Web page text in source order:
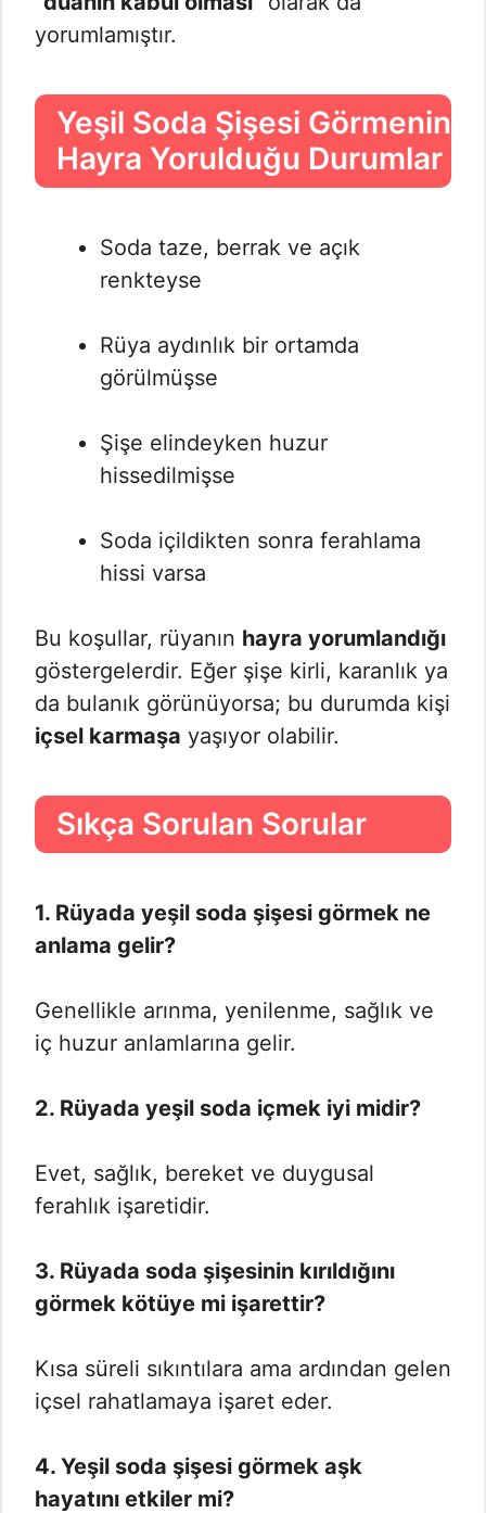
yorumlamıştır.
Yeşil Soda Şişesi Görmenin
Hayra Yorulduğu Durumlar
Soda taze, berrak ve açık
renkteyse
Rüya aydınlık bir ortamda
görülmüşse
Şişe elindeyken huzur
hissedilmişse
Soda içildikten sonra ferahlama
hissi varsa
Bu koşullar, rüyanın hayra yorumlandığı
göstergelerdir. Eğer şişe kirli, karanlık ya
da bulanık görünüyorsa; bu durumda kişi
içsel karmaşa yaşıyor olabilir.
Sıkça Sorulan Sorular
1. Rüyada yeşil soda şişesi görmek ne
anlama gelir?
Genellikle arınma, yenilenme, sağlık ve
iç huzur anlamlarına gelir.
2. Rüyada yeşil soda içmek iyi midir?
Evet, sağlık, bereket ve duygusal
ferahlık işaretidir.
3. Rüyada soda şişesinin kırıldığını
görmek kötüye mi işarettir?
Kısa süreli sıkıntılara ama ardından gelen
içsel rahatlamaya işaret eder.
4. Yeşil soda şişesi görmek aşk
hayatını etkiler mi?